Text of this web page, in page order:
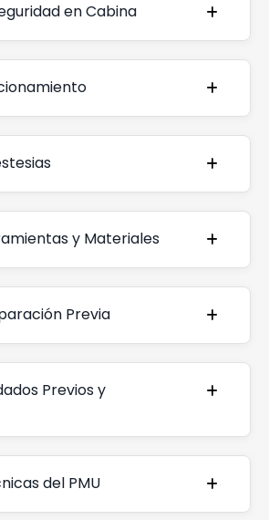
en Cabina
y Materiales
Previa
Previos y
del PMU